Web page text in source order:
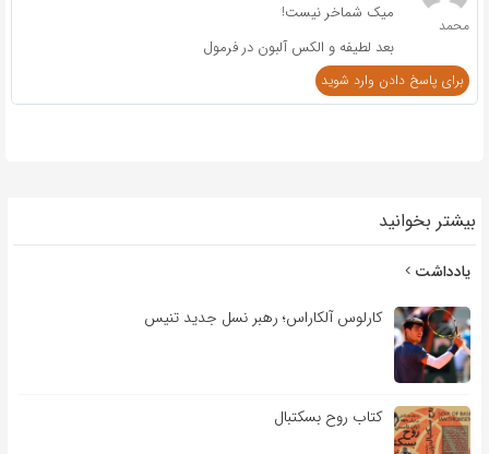
محمد
میک شماخر نیست!
بعد لطیفه و الکس آلبون در فرمول
برای پاسخ دادن وارد شوید
بیشتر بخوانید
یادداشت
کارلوس آلکاراس؛ رهبر نسل جدید تنیس
کتاب روح بسکتبال